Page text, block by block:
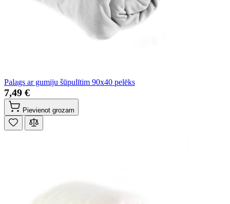
Palags ar gumiju šūpulītim 90x40 pelēks
7,49 €
Pievienot grozam